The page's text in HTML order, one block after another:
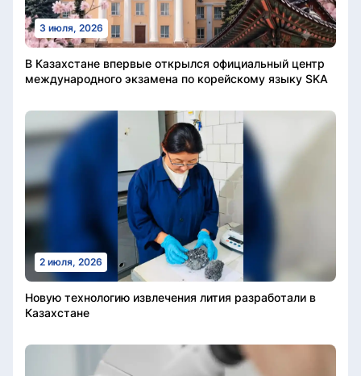
3 июля, 2026
В Казахстане впервые открылся официальный центр
международного экзамена по корейскому языку SKA
2 июля, 2026
Новую технологию извлечения лития разработали в
Казахстане